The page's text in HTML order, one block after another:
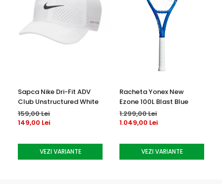
Sapca Nike Dri-Fit ADV
Club Unstructured White
159,00 Lei
149,00 Lei
VEZI VARIANTE
Racheta Yonex New
Ezone 100L Blast Blue
1.299,00 Lei
1.049,00 Lei
VEZI VARIANTE